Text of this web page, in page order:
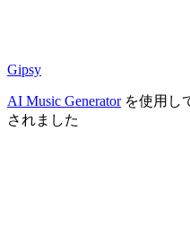
Gipsy
AI Music Generatorを使用し
されました